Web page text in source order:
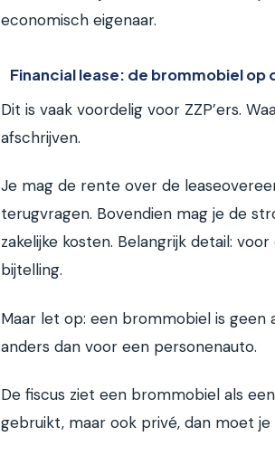
economisch eigenaar.
Financial lease: de brommobiel op
Dit is vaak voordelig voor ZZP’ers.
afschrijven.
Je mag de rente over de
terugvragen. Bovendien mag je de
zakelijke kosten. Belangrijk detail:
bijtelling.
Maar let op: een brommobiel is
anders dan voor een personenauto.
De fiscus ziet een brommobiel als
gebruikt, maar ook privé, dan moet